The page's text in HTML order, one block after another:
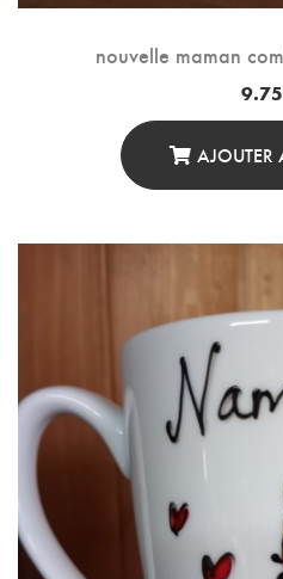
nouvelle maman
9.75
AJOUTER